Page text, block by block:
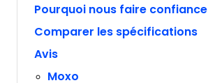
Pourquoi nous faire confiance
Comparer les spécifications
Avis
Moxo